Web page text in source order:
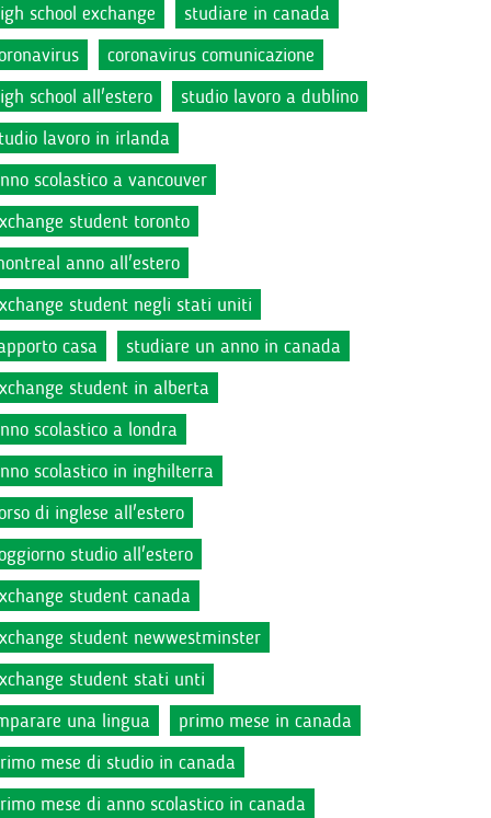
school exchange
studiare in canada
coronavirus comunicazione
school all'estero
studio lavoro a dublino
lavoro in irlanda
scolastico a vancouver
student toronto
anno all'estero
student negli stati uniti
casa
studiare un anno in canada
student in alberta
scolastico a londra
scolastico in inghilterra
di inglese all'estero
studio all'estero
student canada
student newwestminster
student stati unti
una lingua
primo mese in canada
mese di studio in canada
mese di anno scolastico in canada